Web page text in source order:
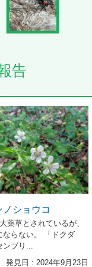
告
ノショウコ
薬草とされているが、
ならない。 「ドクダ
ンブリ...
発見日 : 2024年9月23日